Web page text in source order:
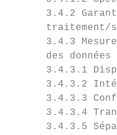
3.4.2
traitement/
3.4.3
des données
3.4.3.1
3.4.3.2
3.4.3.3
3.4.3.4
3.4.3.5